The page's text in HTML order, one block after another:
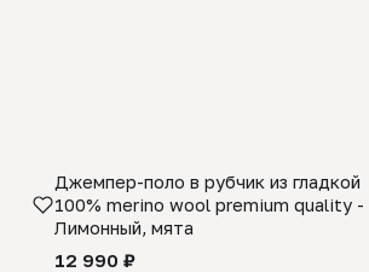
Джемпер-поло в рубчик из гладкой
100% merino wool premium quality -
Лимонный, мята
12 990 ₽